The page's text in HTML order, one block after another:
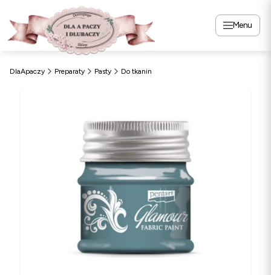
Menu
DlaApaczy Preparaty Pasty Do tkanin